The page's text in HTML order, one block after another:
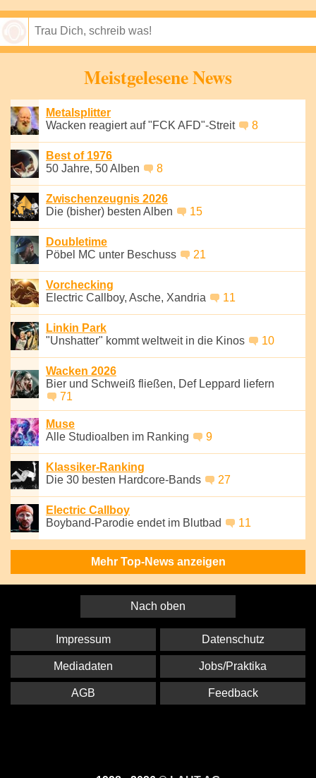
Meistgelesene News
Metalsplitter
Wacken reagiert auf "FCK AFD"-Streit
8
Best of 1976
50 Jahre, 50 Alben
8
Zwischenzeugnis 2026
Die (bisher) besten Alben
15
Doubletime
Pöbel MC unter Beschuss
21
Vorchecking
Electric Callboy, Asche, Xandria
11
Linkin Park
"Unshatter" kommt weltweit in die Kinos
10
Wacken 2026
Bier und Schweiß fließen, Def Leppard liefern
71
Muse
Alle Studioalben im Ranking
9
Klassiker-Ranking
Die 30 besten Hardcore-Bands
27
Electric Callboy
Boyband-Parodie endet im Blutbad
11
Mehr Top-News anzeigen
Nach oben
Impressum Datenschutz
Mediadaten Jobs/Praktika
AGB Feedback